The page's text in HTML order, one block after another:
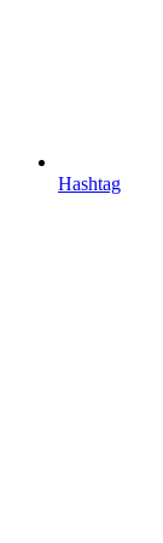
Hashtag